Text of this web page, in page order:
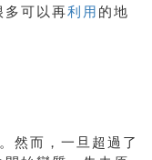
多可以再利用 的地
然而，一旦超過了